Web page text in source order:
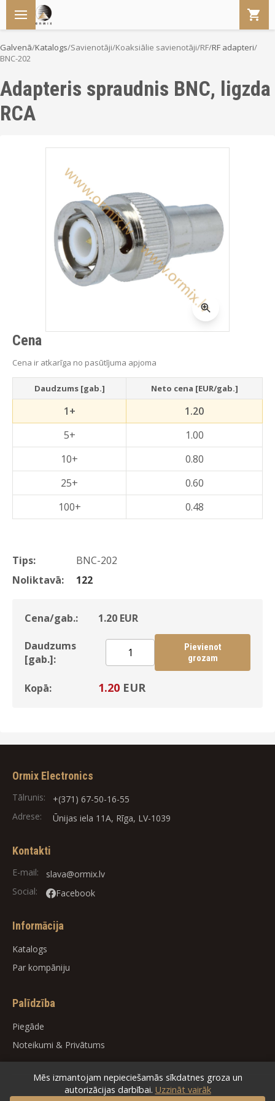
Galvenā/Katalogs/Savienotāji/Koaksiālie savienotāji/RF/RF adapteri/
BNC-202
Adapteris spraudnis BNC, ligzda
RCA
Tips:
BNC-202
Noliktavā:
122
Cena/gab.: 1.20 EUR
Daudzums
[gab.]:
Pievienot
grozam
Kopā: 1.20 EUR
Cena
Cena ir atkarīga no pasūtījuma apjoma
Daudzums [gab.] Neto cena [EUR/gab.]
1+
1.20
5+
1.00
10+
0.80
25+
0.60
100+
0.48
Ormix Electronics
Tālrunis:
+(371) 67-50-16-55
Adrese:
Ūnijas iela 11A, Rīga, LV-1039
Kontakti
E-mail:
slava@ormix.lv
Social:
Facebook
Informācija
Katalogs
Par kompāniju
Palīdzība
Piegāde
Noteikumi & Privātums
Mēs izmantojam nepieciešamās sīkdatnes groza un
autorizācijas darbībai. Uzzināt vairāk